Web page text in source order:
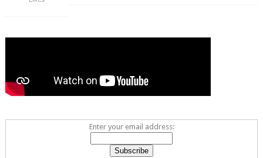
Enter your email address: